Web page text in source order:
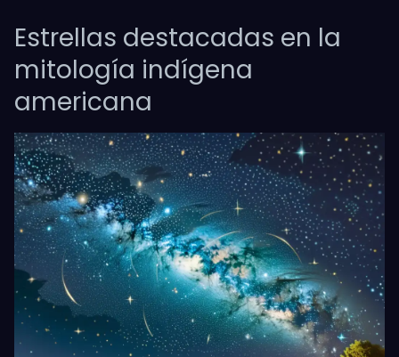
Estrellas destacadas en la
mitología indígena
americana